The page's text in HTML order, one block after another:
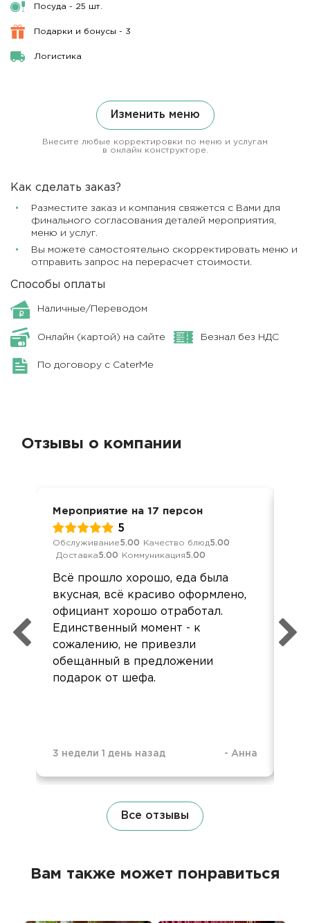
Посуда - 25 шт.
Подарки и бонусы - 3
Логистика
Изменить меню
Внесите любые корректировки по меню и услугам
в онлайн конструкторе.
Как сделать заказ?
Разместите заказ и компания свяжется с Вами для
финального согласования деталей мероприятия,
меню и услуг.
Вы можете самостоятельно скорректировать меню и
отправить запрос на перерасчет стоимости.
Способы оплаты
Наличные/Переводом
Онлайн (картой) на сайте Безнал без НДС
По договору с CaterMe
Отзывы о компании
Мероприятие на 17 персон
5
Обслуживание5.00 Качество блюд5.00
Доставка5.00 Коммуникация5.00
Всё прошло хорошо, еда была
вкусная, всё красиво оформлено,
официант хорошо отработал.
Единственный момент - к
сожалению, не привезли
обещанный в предложении
подарок от шефа.
3 недели 1 день назад - Анна
Все отзывы
Вам также может понравиться